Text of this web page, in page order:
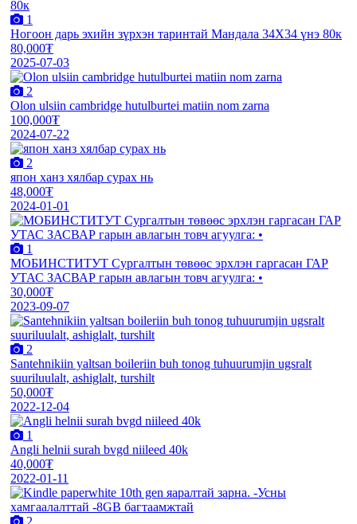
1
Ногоон дарь эхийн зүрхэн таринтай Мандала 34Х34 үнэ 80к
80,000₮
2025-07-03
2
Olon ulsiin cambridge hutulburtei matiin nom zarna
100,000₮
2024-07-22
2
япон ханз хялбар сурах нь
48,000₮
2024-01-01
1
МОБИНСТИТУТ Сургалтын төвөөс эрхлэн гаргасан ГАР
УТАС ЗАСВАР гарын авлагын товч агуулга: •
30,000₮
2023-09-07
2
Santehnikiin yaltsan boileriin buh tonog tuhuurumjin ugsralt
suuriluulalt, ashiglalt, turshilt
50,000₮
2022-12-04
1
Angli helnii surah bvgd niileed 40k
40,000₮
2022-01-11
2